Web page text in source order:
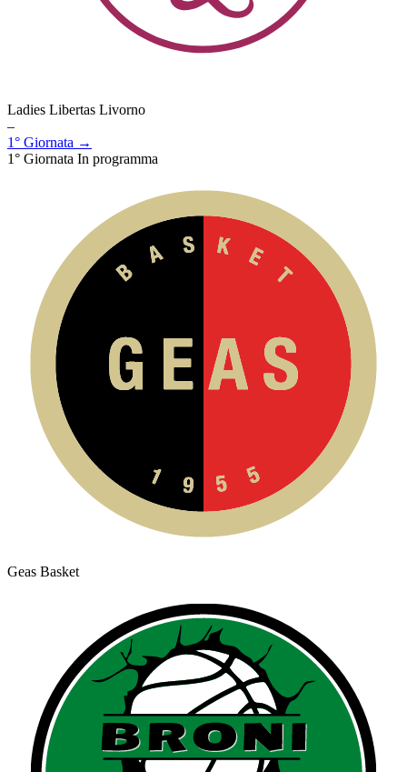
Ladies Libertas Livorno
–
1° Giornata →
1° Giornata In programma
Geas Basket